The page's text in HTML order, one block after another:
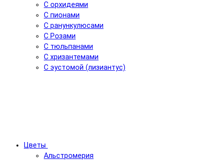
С орхидеями
С пионами
С ранункулюсами
С Розами
С тюльпанами
С хризантемами
С эустомой (лизиантус)
Цветы
Альстромерия